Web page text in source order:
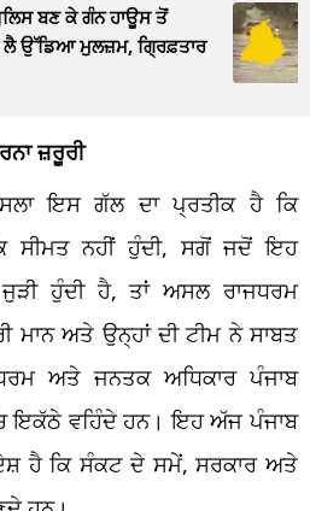
ਬਣ ਕੇ ਗੰਨ ਹਾਊਸ ਤੋਂ
ਲੈ ਉੱਡਿਆ ਮੁਲਜ਼ਮ, ਗ੍ਰਿਫ਼ਤਾਰ
ਜ਼ਰੂਰੀ
ਇਸ ਗੱਲ ਦਾ ਪ੍ਰਤੀਕ ਹੈ ਕਿ
ਸੀਮਤ ਨਹੀਂ ਹੁੰਦੀ, ਸਗੋਂ ਜਦੋਂ ਇਹ
ਹੁੰਦੀ ਹੈ, ਤਾਂ ਅਸਲ ਰਾਜਧਰਮ
ਮਾਨ ਅਤੇ ਉਨ੍ਹਾਂ ਦੀ ਟੀਮ ਨੇ ਸਾਬਤ
ਅਤੇ ਜਨਤਕ ਅਧਿਕਾਰ ਪੰਜਾਬ
ਇਕੱਠੇ ਵਹਿੰਦੇ ਹਨ। ਇਹ ਅੱਜ ਪੰਜਾਬ
ਹੈ ਕਿ ਸੰਕਟ ਦੇ ਸਮੇਂ, ਸਰਕਾਰ ਅਤੇ